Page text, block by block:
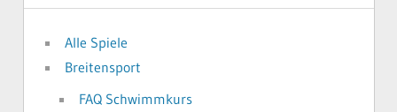
Alle Spiele
Breitensport
FAQ Schwimmkurs